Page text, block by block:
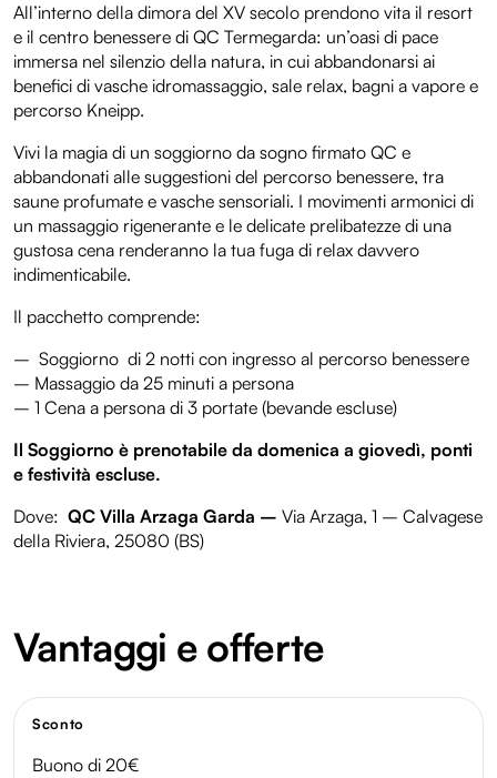
All’interno della dimora del XV secolo prendono vita il resort
e il centro benessere di QC Termegarda: un’oasi di pace
immersa nel silenzio della natura, in cui abbandonarsi ai
benefici di vasche idromassaggio, sale relax, bagni a vapore e
percorso Kneipp.
Vivi la magia di un soggiorno da sogno firmato QC e
abbandonati alle suggestioni del percorso benessere, tra
saune profumate e vasche sensoriali. I movimenti armonici di
un massaggio rigenerante e le delicate prelibatezze di una
gustosa cena renderanno la tua fuga di relax davvero
indimenticabile.
Il pacchetto comprende:
– Soggiorno di 2 notti con ingresso al percorso benessere
– Massaggio da 25 minuti a persona
– 1 Cena a persona di 3 portate (bevande escluse)
Il Soggiorno è prenotabile da domenica a giovedì, ponti
e festività escluse.
Dove: QC Villa Arzaga Garda – Via Arzaga, 1 – Calvagese
della Riviera, 25080 (BS)
Vantaggi e offerte
Sconto
Buono di 20€